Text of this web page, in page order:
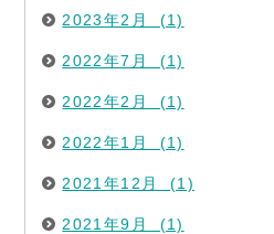
2023年2月 (1)
2022年7月 (1)
2022年2月 (1)
2022年1月 (1)
2021年12月 (1)
2021年9月 (1)